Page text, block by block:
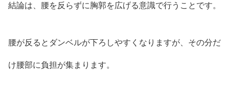
結論は、腰を反らずに胸郭を広げる意識で行うことです。
腰が反るとダンベルが下ろしやすくなりますが、その分だ
け腰部に負担が集まります。